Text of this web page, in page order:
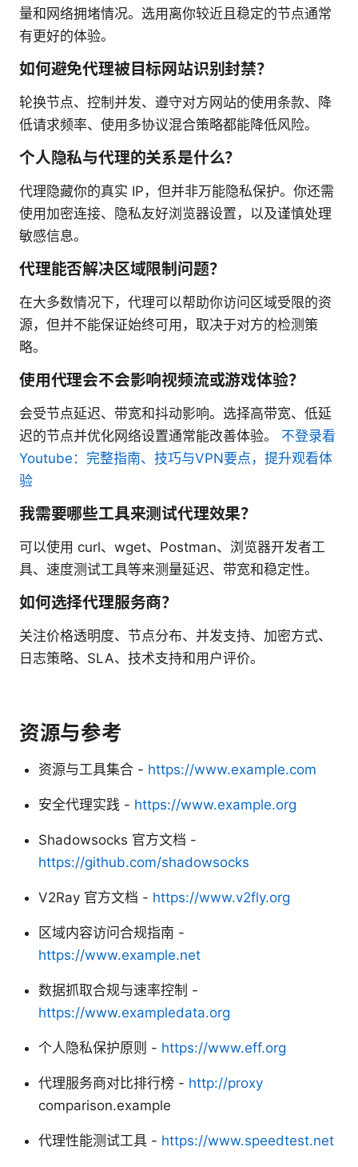
量和网络拥堵情况。选用离你较近且稳定的节点通常
有更好的体验。
如何避免代理被目标网站识别封禁？
轮换节点、控制并发、遵守对方网站的使用条款、降
低请求频率、使用多协议混合策略都能降低风险。
个人隐私与代理的关系是什么？
代理隐藏你的真实 IP，但并非万能隐私保护。你还需
使用加密连接、隐私友好浏览器设置，以及谨慎处理
敏感信息。
代理能否解决区域限制问题？
在大多数情况下，代理可以帮助你访问区域受限的资
源，但并不能保证始终可用，取决于对方的检测策
略。
使用代理会不会影响视频流或游戏体验？
会受节点延迟、带宽和抖动影响。选择高带宽、低延
迟的节点并优化网络设置通常能改善体验。 不登录看
Youtube：完整指南、技巧与VPN要点，提升观看体
验
我需要哪些工具来测试代理效果？
可以使用 curl、wget、Postman、浏览器开发者工
具、速度测试工具等来测量延迟、带宽和稳定性。
如何选择代理服务商？
关注价格透明度、节点分布、并发支持、加密方式、
日志策略、SLA、技术支持和用户评价。
资源与参考
资源与工具集合 - https://www.example.com
安全代理实践 - https://www.example.org
Shadowsocks 官方文档 -
https://github.com/shadowsocks
V2Ray 官方文档 - https://www.v2fly.org
区域内容访问合规指南 -
https://www.example.net
数据抓取合规与速率控制 -
https://www.exampledata.org
个人隐私保护原则 - https://www.eff.org
代理服务商对比排行榜 - http://proxy
comparison.example
代理性能测试工具 - https://www.speedtest.net